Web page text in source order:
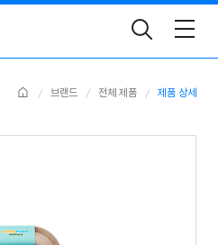
Toggle
Search
Home 브랜드 전체 제품 제품 상세